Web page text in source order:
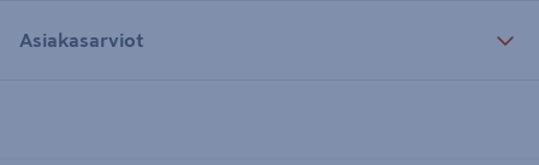
Asiakasarviot